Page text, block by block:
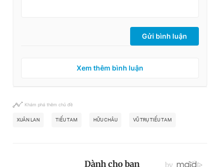
Gửi bình luận
Xem thêm bình luận
Khám phá thêm chủ đề
XUÂN LAN TIỂU TAM HỮU CHÂU VŨ TRỤ TIỂU TAM